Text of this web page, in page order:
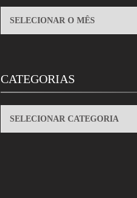
ARQUIVOS
CATEGORIAS
CATEGORIAS